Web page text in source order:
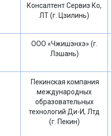
Консалтент Сервиз Ко,
ЛТ (г. Цзилинь)
ООО «Чжишэнхэ» (г.
Лэшань)
Пекинская компания
международных
образовательных
технологий Ди-И, Лтд
(г. Пекин)